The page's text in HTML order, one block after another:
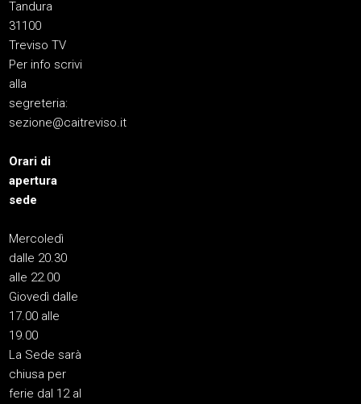
Tandura
31100
Treviso TV
Per info scrivi
alla
segreteria:
sezione@caitreviso.it
Orari di
apertura
sede
Mercoledì
dalle 20.30
alle 22.00
Giovedì dalle
17.00 alle
19.00
La Sede sarà
chiusa per
ferie dal 12 al